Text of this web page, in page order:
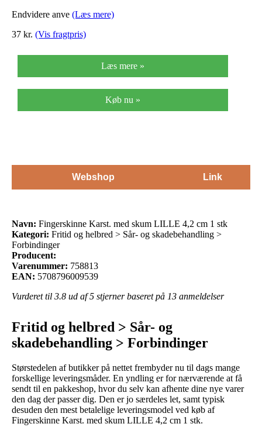
Endvidere anve (Læs mere)
37 kr. (Vis fragtpris)
Læs mere »
Køb nu »
Webshop Link
Navn: Fingerskinne Karst. med skum LILLE 4,2 cm 1 stk
Kategori: Fritid og helbred > Sår- og skadebehandling >
Forbindinger
Producent:
Varenummer: 758813
EAN: 5708796009539
Vurderet til 3.8 ud af 5 stjerner baseret på 13 anmeldelser
Fritid og helbred > Sår- og
skadebehandling > Forbindinger
Størstedelen af butikker på nettet frembyder nu til dags mange
forskellige leveringsmåder. En yndling er for nærværende at få
sendt til en pakkeshop, hvor du selv kan afhente dine nye varer
den dag der passer dig. Den er jo særdeles let, samt typisk
desuden den mest betalelige leveringsmodel ved køb af
Fingerskinne Karst. med skum LILLE 4,2 cm 1 stk.